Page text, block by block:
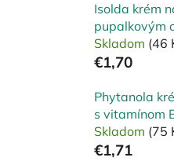
Isolda krém
pupalkovým
Skladom (46
€1,70
Phytanola
s vitamínom
Skladom (75
€1,71